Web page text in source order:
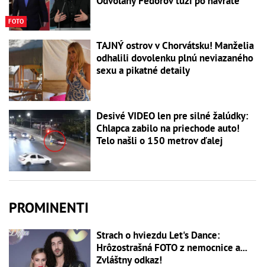
FOTO
TAJNÝ ostrov v Chorvátsku! Manželia
odhalili dovolenku plnú neviazaného
sexu a pikatné detaily
Desivé VIDEO len pre silné žalúdky:
Chlapca zabilo na priechode auto!
Telo našli o 150 metrov ďalej
PROMINENTI
Strach o hviezdu Let's Dance:
Hrôzostrašná FOTO z nemocnice a...
Zvláštny odkaz!